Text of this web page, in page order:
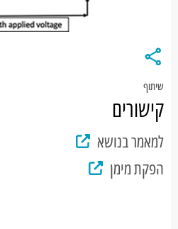
שיתוף
קישורים
למאמר בנושא
הפקת מימן